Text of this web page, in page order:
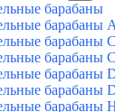
барабаны
барабаны
барабаны
барабаны
барабаны
барабаны
барабаны